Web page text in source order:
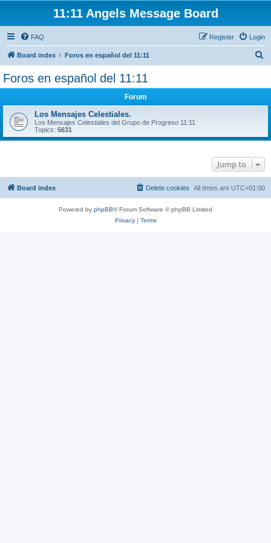
11:11 Angels Message Board
FAQ Login
Register
Board index Foros en español del 11:11
Foros en español del 11:11
Forum
Los Mensajes Celestiales.
Los Mensajes Celestiales del Grupo de Progreso 11:11
Topics: 5631
Jump to
Board index All times are UTC+01:00
Delete cookies
Powered by phpBB® Forum Software © phpBB Limited
Privacy| Terms